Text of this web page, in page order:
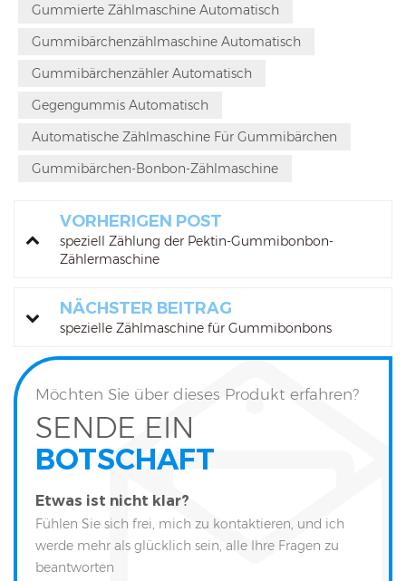
Gummierte Zählmaschine Automatisch
Gummibärchenzählmaschine Automatisch
Gummibärchenzähler Automatisch
Gegengummis Automatisch
Automatische Zählmaschine Für Gummibärchen
Gummibärchen-Bonbon-Zählmaschine
VORHERIGEN POST
speziell Zählung der Pektin-Gummibonbon-
Zählermaschine
NÄCHSTER BEITRAG
spezielle Zählmaschine für Gummibonbons
Möchten Sie über dieses Produkt erfahren?
SENDE EIN
BOTSCHAFT
Etwas ist nicht klar?
Fühlen Sie sich frei, mich zu kontaktieren, und ich
werde mehr als glücklich sein, alle Ihre Fragen zu
beantworten